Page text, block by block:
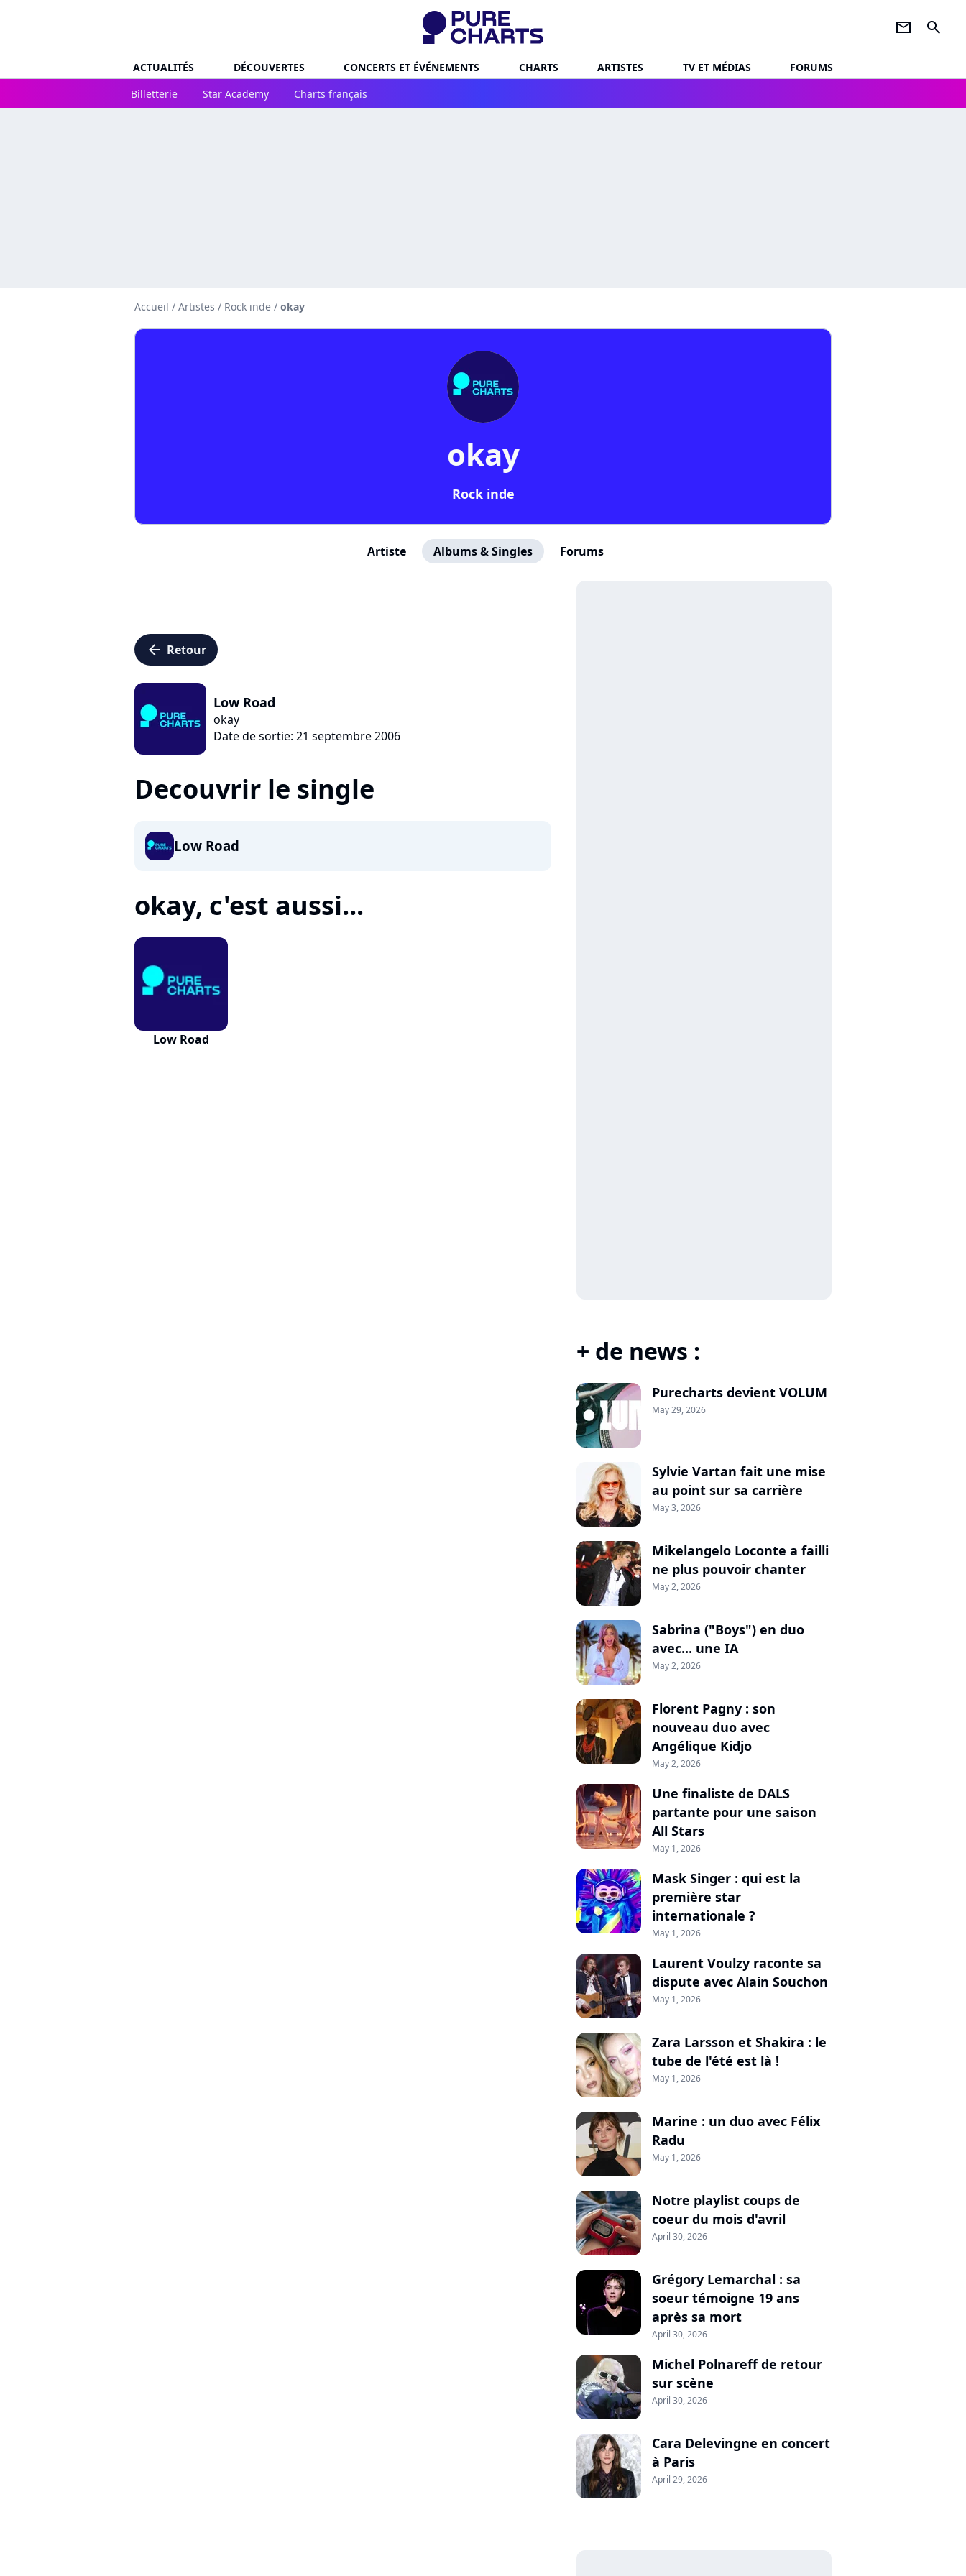
newsletter search
ACTUALITÉS DÉCOUVERTES CONCERTS ET ÉVÉNEMENTS CHARTS ARTISTES TV ET MÉDIAS
FORUMS
Billetterie
Star Academy Charts français
Accueil / Artistes / Rock inde / okay
okay
Rock inde
Artiste Albums & Singles Forums
arrow_left Retour
Low Road
okay
Date de sortie: 21 septembre 2006
Decouvrir le single
Low Road
okay, c'est aussi...
Low Road
+ de news :
Purecharts devient VOLUM
May 29, 2026
Sylvie Vartan fait une mise
au point sur sa carrière
May 3, 2026
Mikelangelo Loconte a failli
ne plus pouvoir chanter
May 2, 2026
Sabrina ("Boys") en duo
avec... une IA
May 2, 2026
Florent Pagny : son
nouveau duo avec
Angélique Kidjo
May 2, 2026
Une finaliste de DALS
partante pour une saison
All Stars
May 1, 2026
Mask Singer : qui est la
première star
internationale ?
May 1, 2026
Laurent Voulzy raconte sa
dispute avec Alain Souchon
May 1, 2026
Zara Larsson et Shakira : le
tube de l'été est là !
May 1, 2026
Marine : un duo avec Félix
Radu
May 1, 2026
Notre playlist coups de
coeur du mois d'avril
April 30, 2026
Grégory Lemarchal : sa
soeur témoigne 19 ans
après sa mort
April 30, 2026
Michel Polnareff de retour
sur scène
April 30, 2026
Cara Delevingne en concert
à Paris
April 29, 2026